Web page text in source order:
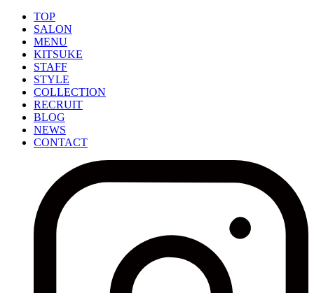
TOP
SALON
MENU
KITSUKE
STAFF
STYLE
COLLECTION
RECRUIT
BLOG
NEWS
CONTACT